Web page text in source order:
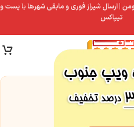
رایگان برای خرید بالای 3 تومن | ارسال شیراز فوری و مابقی شهرها با پست و
تیپاکس
موجود نیست
گزینه‌ها رو از دست نده